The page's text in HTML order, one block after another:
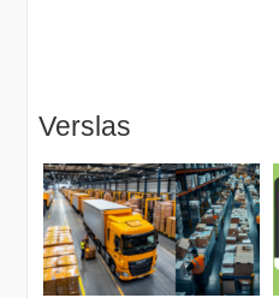
Verslas